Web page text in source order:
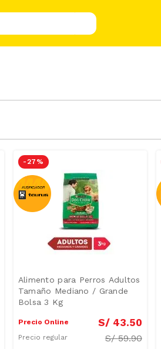
-27 %
Alimento para Perros Adultos
Tamaño Mediano / Grande
Bolsa 3 Kg
Precio Online S/ 43.50
Precio regular S/59.90